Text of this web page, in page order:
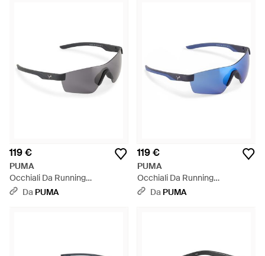
119 €
PUMA
Occhiali Da Running
Performance Lite, Accessori,
Da PUMA
119 €
PUMA
Occhiali Da Running
Performance Lite, Accessori,
Da PUMA